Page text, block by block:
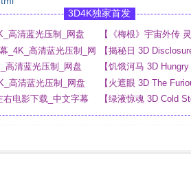
3D4K独家首发
高清蓝光压制_网盘
【《梅根》宇宙外传
_4K_高清蓝光压制_网
_4K_高清蓝光压制_网
【揭秘日 3D
网盘
高清蓝光压制_网盘
【饥饿河马 3D
高清蓝光压制_网盘
【火遮眼 3D The
右电影下载_中文字幕
【绿液惊魂 3D Cold